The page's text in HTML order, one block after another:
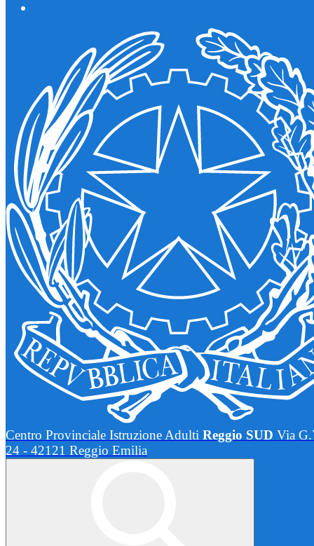
Centro Provinciale Istruzione Adulti Reggio SUD Via
24 - 42121 Reggio Emilia